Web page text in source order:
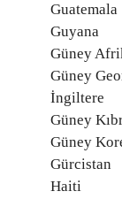
Guatemala
Guyana
Güney
Güney
İngiltere
Güney
Güney
Gürcistan
Haiti